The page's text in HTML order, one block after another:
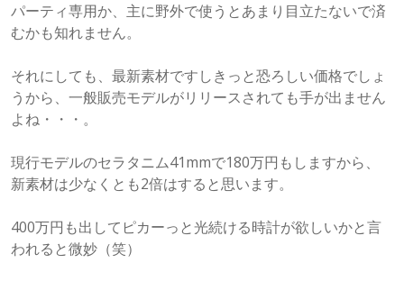
パーティ専用か、主に野外で使うとあまり目立たないで済
むかも知れません。
それにしても、最新素材ですしきっと恐ろしい価格でしょ
うから、一般販売モデルがリリースされても手が出ません
よね・・・。
現行モデルのセラタニム41mmで180万円もしますから、
新素材は少なくとも2倍はすると思います。
400万円も出してピカーっと光続ける時計が欲しいかと言
われると微妙（笑）